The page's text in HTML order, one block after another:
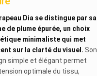
Dia se distingue par sa
de plume épurée, un choix
minimaliste qui met
sur la clarté du visuel. Son
simple et élégant permet
optimale du tissu,